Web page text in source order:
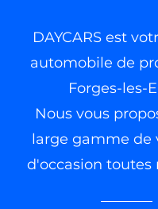
DAYCARS est
automobile de
Forges-les-
Nous vous
large gamme de
d'occasion toutes